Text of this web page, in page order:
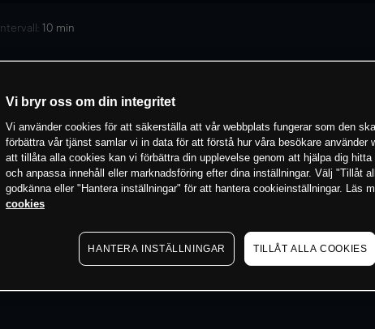
Intervall: 10 min
Vi bryr oss om din integritet
Vi använder cookies för att säkerställa att vår webbplats fungerar som den
förbättra vår tjänst samlar vi in data för att förstå hur våra besökare använder
att tillåta alla cookies kan vi förbättra din upplevelse genom att hjälpa dig hitta
och anpassa innehåll eller marknadsföring efter dina inställningar. Välj "Tillåt
godkänna eller "Hantera inställningar" för att hantera cookieinställningar. Läs
cookies
HANTERA INSTÄLLNINGAR TILLÅT ALLA COOKIES